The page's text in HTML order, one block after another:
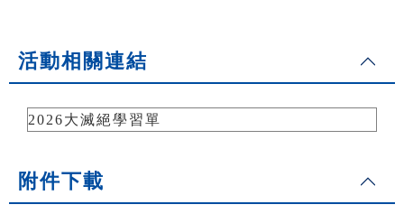
活動相關連結
2026大滅絕學習單
附件下載